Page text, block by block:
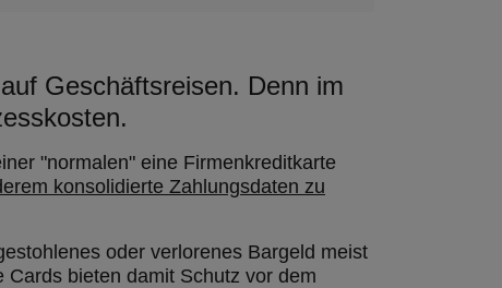
Geschäftsreisen. Denn im
"normalen" eine Firmenkreditkarte
konsolidierte Zahlungsdaten zu
oder verlorenes Bargeld meist
bieten damit Schutz vor dem